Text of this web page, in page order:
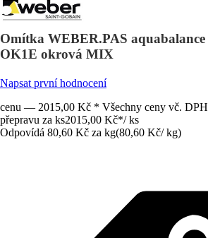
Omítka WEBER.PAS
OK1E okrová MIX
Napsat první hodnocení
cenu — 2015,00 Kč * Všechny ceny vč. DPH
přepravu za ks2015,00 Kč*/ ks
Odpovídá 80,60 Kč za kg(80,60 Kč/ kg)